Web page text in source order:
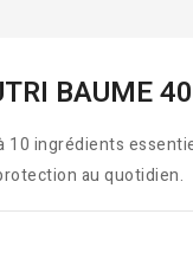
BAUME
10 ingrédients
au quotidien.